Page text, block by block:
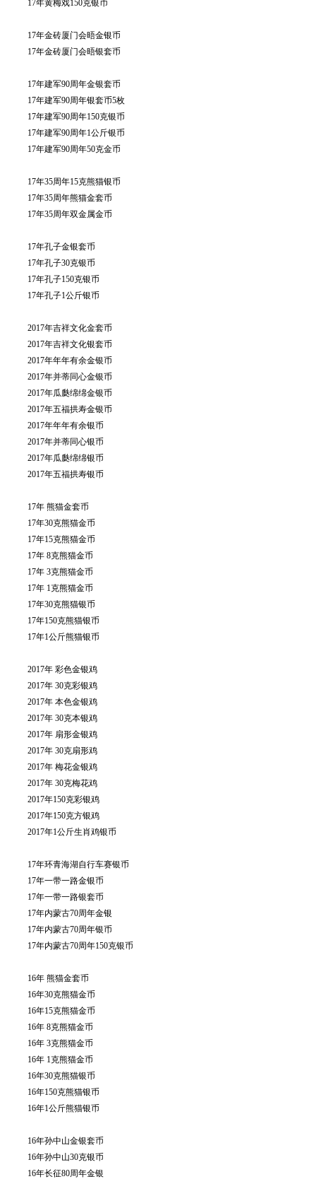
17年黄梅戏150克银币
17年金砖厦门会晤金银币
17年金砖厦门会晤银套币
17年建军90周年金银套币
17年建军90周年银套币5枚
17年建军90周年150克银币
17年建军90周年1公斤银币
17年建军90周年50克金币
17年35周年15克熊猫银币
17年35周年熊猫金套币
17年35周年双金属金币
17年孔子金银套币
17年孔子30克银币
17年孔子150克银币
17年孔子1公斤银币
2017年吉祥文化金套币
2017年吉祥文化银套币
2017年年年有余金银币
2017年并蒂同心金银币
2017年瓜瓞绵绵金银币
2017年五福拱寿金银币
2017年年年有余银币
2017年并蒂同心银币
2017年瓜瓞绵绵银币
2017年五福拱寿银币
17年 熊猫金套币
17年30克熊猫金币
17年15克熊猫金币
17年 8克熊猫金币
17年 3克熊猫金币
17年 1克熊猫金币
17年30克熊猫银币
17年150克熊猫银币
17年1公斤熊猫银币
2017年 彩色金银鸡
2017年 30克彩银鸡
2017年 本色金银鸡
2017年 30克本银鸡
2017年 扇形金银鸡
2017年 30克扇形鸡
2017年 梅花金银鸡
2017年 30克梅花鸡
2017年150克彩银鸡
2017年150克方银鸡
2017年1公斤生肖鸡银币
17年环青海湖自行车赛银币
17年一带一路金银币
17年一带一路银套币
17年内蒙古70周年金银
17年内蒙古70周年银币
17年内蒙古70周年150克银币
16年 熊猫金套币
16年30克熊猫金币
16年15克熊猫金币
16年 8克熊猫金币
16年 3克熊猫金币
16年 1克熊猫金币
16年30克熊猫银币
16年150克熊猫银币
16年1公斤熊猫银币
16年孙中山金银套币
16年孙中山30克银币
16年长征80周年金银